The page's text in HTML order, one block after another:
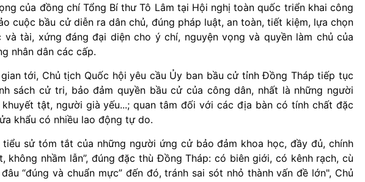
của đồng chí Tổng Bí thư Tô Lâm tại Hội nghị toàn quốc triển khai công
cuộc bầu cử diễn ra dân chủ, đúng pháp luật, an toàn, tiết kiệm, lựa chọn
tài, xứng đáng đại diện cho ý chí, nguyện vọng và quyền làm chủ của
nhân dân các cấp.
tới, Chủ tịch Quốc hội yêu cầu Ủy ban bầu cử tỉnh Đồng Tháp tiếp tục
sách cử tri, bảo đảm quyền bầu cử của công dân, nhất là những người
tật, người già yếu...; quan tâm đối với các địa bàn có tính chất đặc
khẩu có nhiều lao động tự do.
sử tóm tắt của những người ứng cử bảo đảm khoa học, đầy đủ, chính
không nhầm lẫn”, đúng đặc thù Đồng Tháp: có biên giới, có kênh rạch, cù
“đúng và chuẩn mực” đến đó, tránh sai sót nhỏ thành vấn đề lớn", Chủ